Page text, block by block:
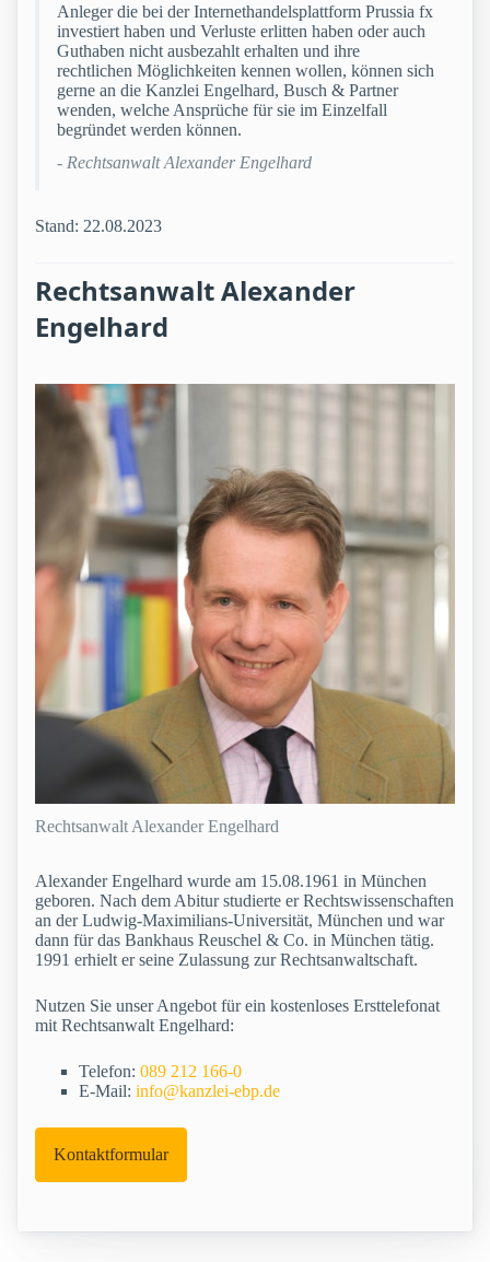
Anleger die bei der Internethandelsplattform Prussia fx
investiert haben und Verluste erlitten haben oder auch
Guthaben nicht ausbezahlt erhalten und ihre
rechtlichen Möglichkeiten kennen wollen, können sich
gerne an die Kanzlei Engelhard, Busch & Partner
wenden, welche Ansprüche für sie im Einzelfall
begründet werden können.
- Rechtsanwalt Alexander Engelhard
Stand: 22.08.2023
Rechtsanwalt Alexander
Engelhard
Rechtsanwalt Alexander Engelhard
Alexander Engelhard wurde am 15.08.1961 in München
geboren. Nach dem Abitur studierte er Rechtswissenschaften
an der Ludwig-Maximilians-Universität, München und war
dann für das Bankhaus Reuschel & Co. in München tätig.
1991 erhielt er seine Zulassung zur Rechtsanwaltschaft.
Nutzen Sie unser Angebot für ein kostenloses Ersttelefonat
mit Rechtsanwalt Engelhard:
Telefon: 089 212 166-0
E-Mail: info@kanzlei-ebp.de
Kontaktformular